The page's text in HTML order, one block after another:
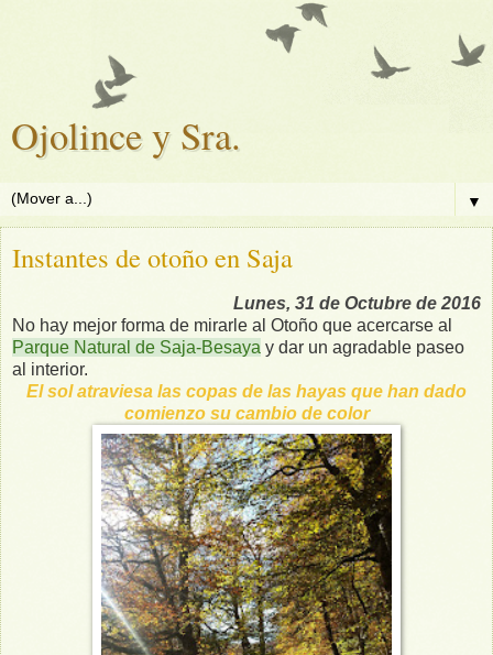
Ojolince y Sra.
▼
Instantes de otoño en Saja
Lunes, 31 de Octubre de 2016
No hay mejor forma de mirarle al Otoño que acercarse al
Parque Natural de Saja-Besaya y dar un agradable paseo
al interior.
El sol atraviesa las copas de las hayas que han dado
comienzo su cambio de color